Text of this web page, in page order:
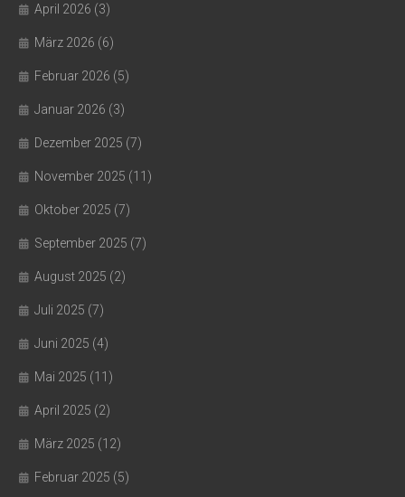
April 2026 (3)
März 2026 (6)
Februar 2026 (5)
Januar 2026 (3)
Dezember 2025 (7)
November 2025 (11)
Oktober 2025 (7)
September 2025 (7)
August 2025 (2)
Juli 2025 (7)
Juni 2025 (4)
Mai 2025 (11)
April 2025 (2)
März 2025 (12)
Februar 2025 (5)